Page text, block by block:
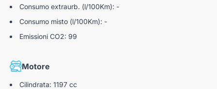
Consumo extraurb. (l/100Km): -
Consumo misto (l/100Km): -
Emissioni CO2: 99
Motore
Cilindrata: 1197 cc